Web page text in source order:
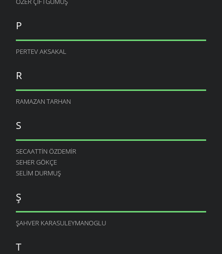
P
PERTEV AKSAKAL
R
RAMAZAN TARHAN
S
SECAATTIN ÖZDEMIR
SEHER GÖKÇE
SELIM DURMUŞ
Ş
ŞAHVER KARASULEYMANOGLU
T